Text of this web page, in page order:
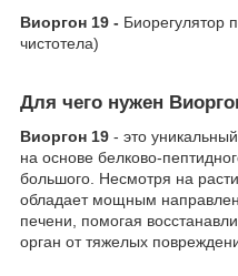
Виоргон 19 - Биорегулятор
чистотела)
Для чего нужен
​Виоргон 19 - это
на основе белково-
большого. Несмотря на
обладает мощным
печени, помогая
орган от тяжелых